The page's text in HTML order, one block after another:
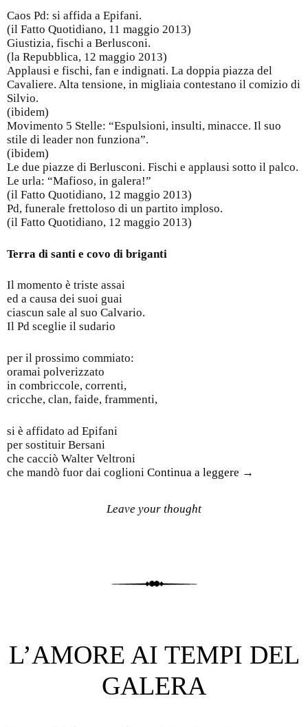
Caos Pd: si affida a Epifani.
(il Fatto Quotidiano, 11 maggio 2013)
Giustizia, fischi a Berlusconi.
(la Repubblica, 12 maggio 2013)
Applausi e fischi, fan e indignati. La doppia piazza del
Cavaliere. Alta tensione, in migliaia contestano il comizio di
Silvio.
(ibidem)
Movimento 5 Stelle: “Espulsioni, insulti, minacce. Il suo
stile di leader non funziona”.
(ibidem)
Le due piazze di Berlusconi. Fischi e applausi sotto il palco.
Le urla: “Mafioso, in galera!”
(il Fatto Quotidiano, 12 maggio 2013)
Pd, funerale frettoloso di un partito imploso.
(il Fatto Quotidiano, 12 maggio 2013)
Terra di santi e covo di briganti
Il momento è triste assai
ed a causa dei suoi guai
ciascun sale al suo Calvario.
Il Pd sceglie il sudario
per il prossimo commiato:
oramai polverizzato
in combriccole, correnti,
cricche, clan, faide, frammenti,
si è affidato ad Epifani
per sostituir Bersani
che cacciò Walter Veltroni
che mandò fuor dai coglioni Continua a leggere →
Leave your thought
L’AMORE AI TEMPI DEL
GALERA